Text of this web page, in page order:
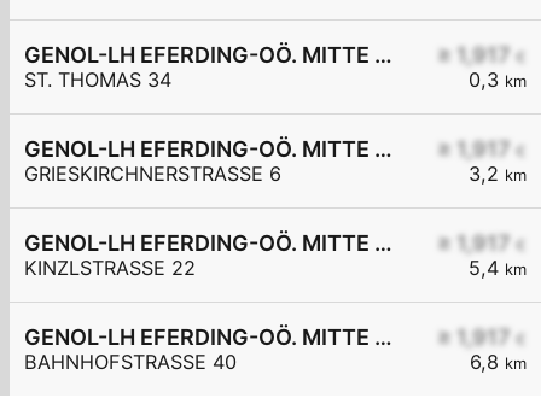
≥ 1,917 €
0,3 km
GENOL-LH EFERDING-OÖ. MITTE eGen
ST. THOMAS 34
≥ 1,917 €
3,2 km
GENOL-LH EFERDING-OÖ. MITTE eGen
GRIESKIRCHNERSTRASSE 6
≥ 1,917 €
5,4 km
GENOL-LH EFERDING-OÖ. MITTE eGen
KINZLSTRASSE 22
≥ 1,917 €
6,8 km
GENOL-LH EFERDING-OÖ. MITTE eGen
BAHNHOFSTRASSE 40